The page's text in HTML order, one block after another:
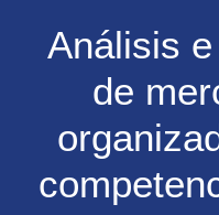
Análisis
de